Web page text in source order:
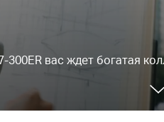
вас ждет богатая